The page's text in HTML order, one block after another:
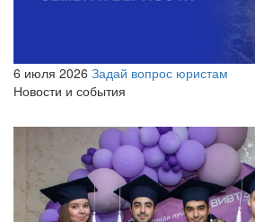
6 июля 2026 Задай вопрос юристам
Новости и события